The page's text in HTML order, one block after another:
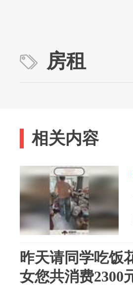
房租
相关内容
昨天请同学吃饭
女您共消费2300